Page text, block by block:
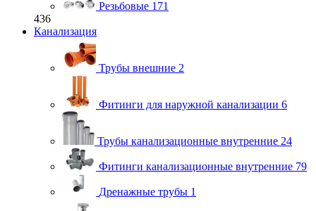
Резьбовые 171
436
Канализация
Трубы внешние 2
Фитинги для наружной канализации 6
Трубы канализационные внутренние 24
Фитинги канализационные внутренние 79
Дренажные трубы 1